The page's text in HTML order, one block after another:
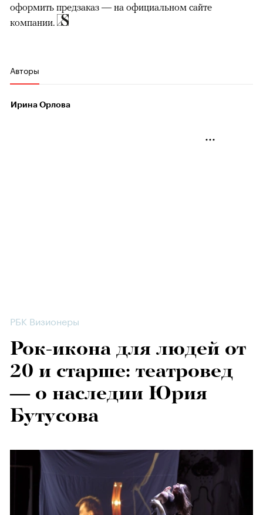
оформить предзаказ — на официальном сайте
компании.
Авторы
Ирина Орлова
РБК Визионеры
Рок-икона для людей от
20 и старше: театровед
— о наследии Юрия
Бутусова